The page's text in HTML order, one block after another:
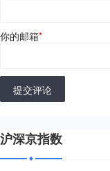
你的邮箱*
提交评论
沪深京指数